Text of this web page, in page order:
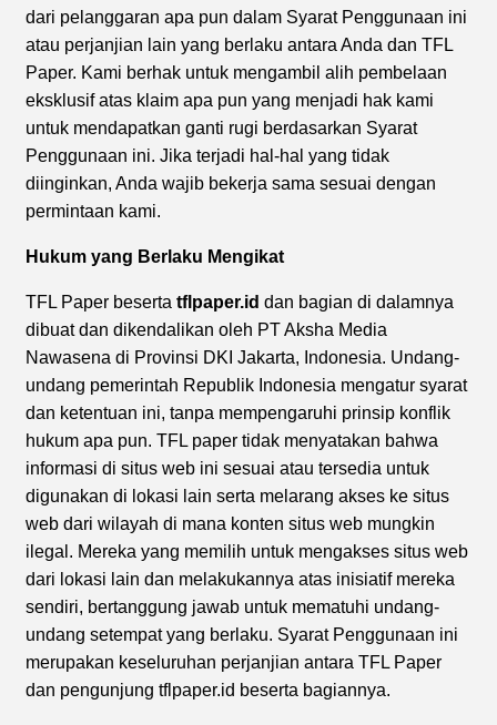
dari pelanggaran apa pun dalam Syarat Penggunaan ini
atau perjanjian lain yang berlaku antara Anda dan TFL
Paper. Kami berhak untuk mengambil alih pembelaan
eksklusif atas klaim apa pun yang menjadi hak kami
untuk mendapatkan ganti rugi berdasarkan Syarat
Penggunaan ini. Jika terjadi hal-hal yang tidak
diinginkan, Anda wajib bekerja sama sesuai dengan
permintaan kami.
Hukum yang Berlaku Mengikat
TFL Paper beserta tflpaper.id dan bagian di dalamnya
dibuat dan dikendalikan oleh PT Aksha Media
Nawasena di Provinsi DKI Jakarta, Indonesia. Undang-
undang pemerintah Republik Indonesia mengatur syarat
dan ketentuan ini, tanpa mempengaruhi prinsip konflik
hukum apa pun. TFL paper tidak menyatakan bahwa
informasi di situs web ini sesuai atau tersedia untuk
digunakan di lokasi lain serta melarang akses ke situs
web dari wilayah di mana konten situs web mungkin
ilegal. Mereka yang memilih untuk mengakses situs web
dari lokasi lain dan melakukannya atas inisiatif mereka
sendiri, bertanggung jawab untuk mematuhi undang-
undang setempat yang berlaku. Syarat Penggunaan ini
merupakan keseluruhan perjanjian antara TFL Paper
dan pengunjung tflpaper.id beserta bagiannya.